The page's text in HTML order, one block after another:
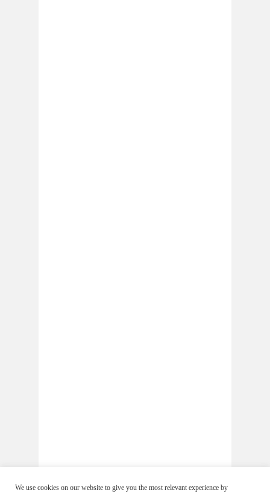
We use cookies on our website to give you the most relevant experience by